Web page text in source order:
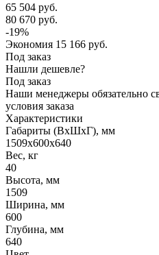
65 504 руб.
80 670 руб.
-19%
Экономия 15 166 руб.
Под заказ
Нашли дешевле?
Под заказ
Наши менеджеры обязательно
условия заказа
Характеристики
Габариты (ВxШxГ), мм
1509x600x640
Вес, кг
40
Высота, мм
1509
Ширина, мм
600
Глубина, мм
640